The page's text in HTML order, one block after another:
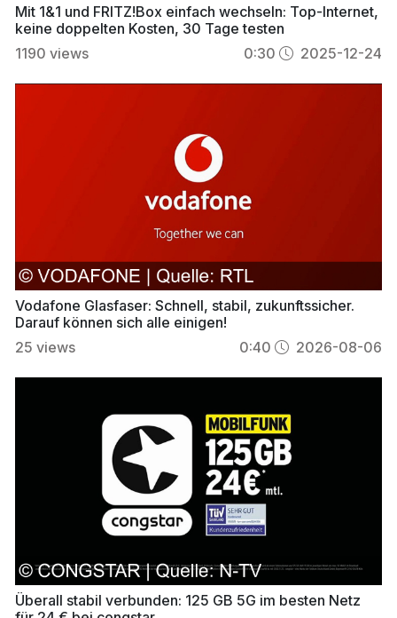
Mit 1&1 und FRITZ!Box einfach wechseln: Top-Internet,
keine doppelten Kosten, 30 Tage testen
1190 views 0:30 2025-12-24
Vodafone Glasfaser: Schnell, stabil, zukunftssicher.
Darauf können sich alle einigen!
25 views 0:40 2026-08-06
Überall stabil verbunden: 125 GB 5G im besten Netz